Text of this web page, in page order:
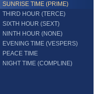
SUNRISE TIME (PRIME)
THIRD HOUR (TERCE)
SIXTH HOUR (SEXT)
NINTH HOUR (NONE)
EVENING TIME (VESPERS)
PEACE TIME
NIGHT TIME (COMPLINE)